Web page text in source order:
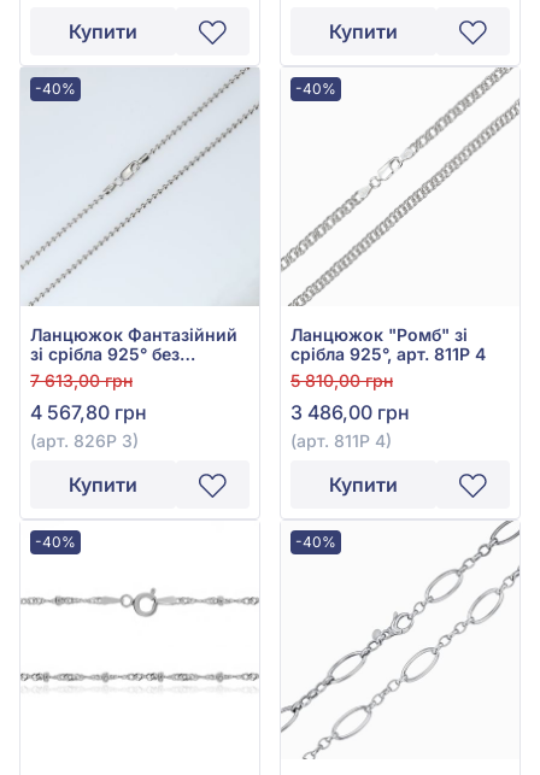
Купити Купити
-40%
Ланцюжок Фантазійний
зі срібла 925° без
вставки, арт. 826Р 3
7 613,00 грн
4 567,80 грн
(арт. 826Р 3)
Купити
-40%
Ланцюжок "Ромб" зі
срібла 925°, арт. 811Р 4
5 810,00 грн
3 486,00 грн
(арт. 811Р 4)
Купити
-40% -40%